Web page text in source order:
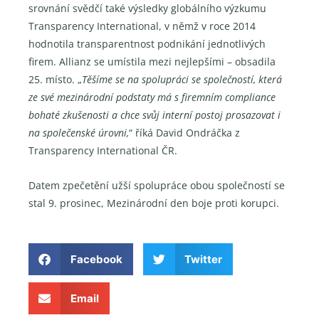
srovnání svědčí také výsledky globálního výzkumu
Transparency International, v němž v roce 2014
hodnotila transparentnost podnikání jednotlivých
firem. Allianz se umístila mezi nejlepšími – obsadila
25. místo. „Těšíme se na spolupráci se společností, která
ze své mezinárodní podstaty má s firemním compliance
bohaté zkušenosti a chce svůj interní postoj prosazovat i
na společenské úrovni,“ říká David Ondráčka z
Transparency International ČR.
Datem zpečetění užší spolupráce obou společností se
stal 9. prosinec, Mezinárodní den boje proti korupci.
Facebook Twitter
Email